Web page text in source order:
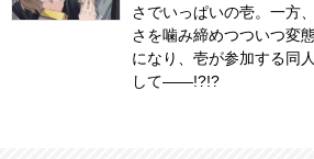
さでいっぱいの壱。一方
さを噛み締めつついつ変
になり、壱が参加する同
して――!?!?